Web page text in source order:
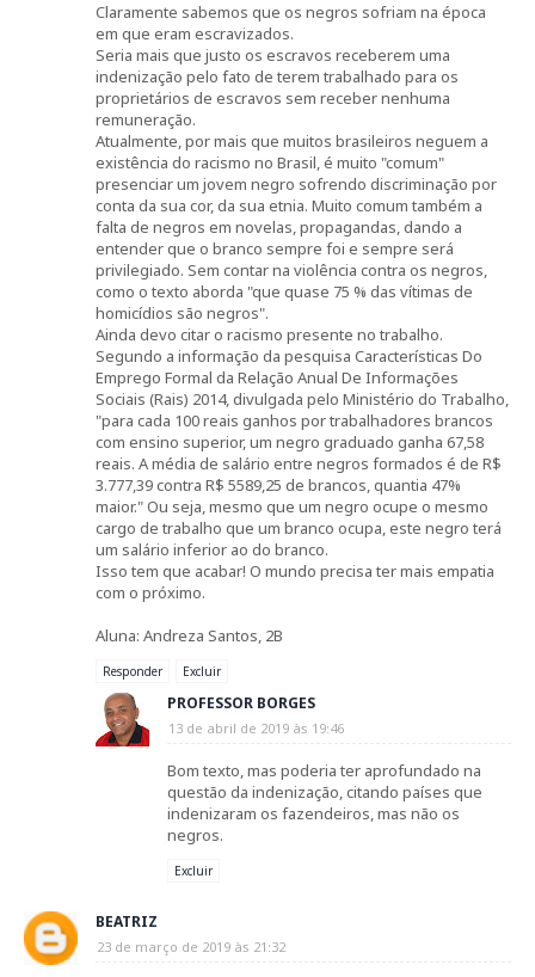
Claramente sabemos que os negros sofriam na época
em que eram escravizados.
Seria mais que justo os escravos receberem uma
indenização pelo fato de terem trabalhado para os
proprietários de escravos sem receber nenhuma
remuneração.
Atualmente, por mais que muitos brasileiros neguem a
existência do racismo no Brasil, é muito "comum"
presenciar um jovem negro sofrendo discriminação por
conta da sua cor, da sua etnia. Muito comum também a
falta de negros em novelas, propagandas, dando a
entender que o branco sempre foi e sempre será
privilegiado. Sem contar na violência contra os negros,
como o texto aborda "que quase 75 % das vítimas de
homicídios são negros".
Ainda devo citar o racismo presente no trabalho.
Segundo a informação da pesquisa Características Do
Emprego Formal da Relação Anual De Informações
Sociais (Rais) 2014, divulgada pelo Ministério do Trabalho,
"para cada 100 reais ganhos por trabalhadores brancos
com ensino superior, um negro graduado ganha 67,58
reais. A média de salário entre negros formados é de R$
3.777,39 contra R$ 5589,25 de brancos, quantia 47%
maior." Ou seja, mesmo que um negro ocupe o mesmo
cargo de trabalho que um branco ocupa, este negro terá
um salário inferior ao do branco.
Isso tem que acabar! O mundo precisa ter mais empatia
com o próximo.
Aluna: Andreza Santos, 2B
Responder Excluir
PROFESSOR BORGES
13 de abril de 2019 às 19:46
Bom texto, mas poderia ter aprofundado na
questão da indenização, citando países que
indenizaram os fazendeiros, mas não os
negros.
Excluir
BEATRIZ
23 de março de 2019 às 21:32